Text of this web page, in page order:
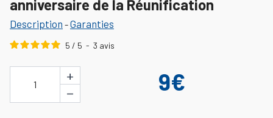
anniversaire de la Réunification
Description -Garanties
5 / 5 - 3 avis
1
+
−
9€